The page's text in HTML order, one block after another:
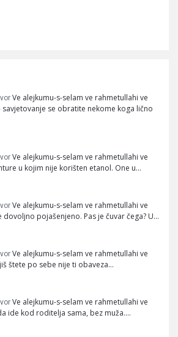
Ve alejkumu-s-selam ve rahmetullahi ve
se obratite nekome koga lično
Ve alejkumu-s-selam ve rahmetullahi ve
u kojim nije korišten etanol. One u…
Ve alejkumu-s-selam ve rahmetullahi ve
dovoljno pojašenjeno. Pas je čuvar čega? U…
Ve alejkumu-s-selam ve rahmetullahi ve
štete po sebe nije ti obaveza…
Ve alejkumu-s-selam ve rahmetullahi ve
ide kod roditelja sama, bez muža.…